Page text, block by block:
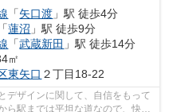
「矢口渡 」駅 徒歩4分
「蓮沼 」駅 徒歩9分
「武蔵新田 」駅 徒歩14分
㎡
東矢口 ２丁目18-22
デザインに関して、自信をもって
駅までは平坦な道なので、快適